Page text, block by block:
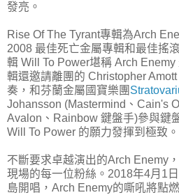
發亮。
Rise Of The Tyrant專輯為Arch
2008 最佳死亡金屬專輯和最佳搖
輯 Will To Power堪稱 Arch
輯還邀請離團的 Christopher
奏，和芬蘭金屬國寶樂團
Johansson (Mastermind、Cain's
Avalon、Rainbow 鍵盤手)參與鍵
Will To Power 的願力發揮到極致。
不斷要求卓越演出的Arch Enemy
現場的每一位粉絲。2018年4月1
島開唱，Arch Enemy的嘶吼將點